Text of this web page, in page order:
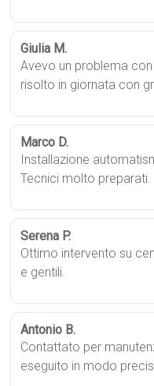
Giulia M.
Avevo un problema
risolto in giornata con
Marco D.
Installazione
Tecnici molto preparati.
Serena P.
Ottimo intervento su
e gentili.
Antonio B.
Contattato per
eseguito in modo